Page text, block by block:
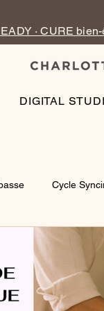
· CURE
DIGITAL
Cycle